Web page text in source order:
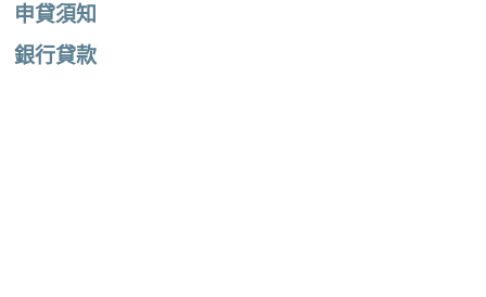
申貸須知
銀行貸款